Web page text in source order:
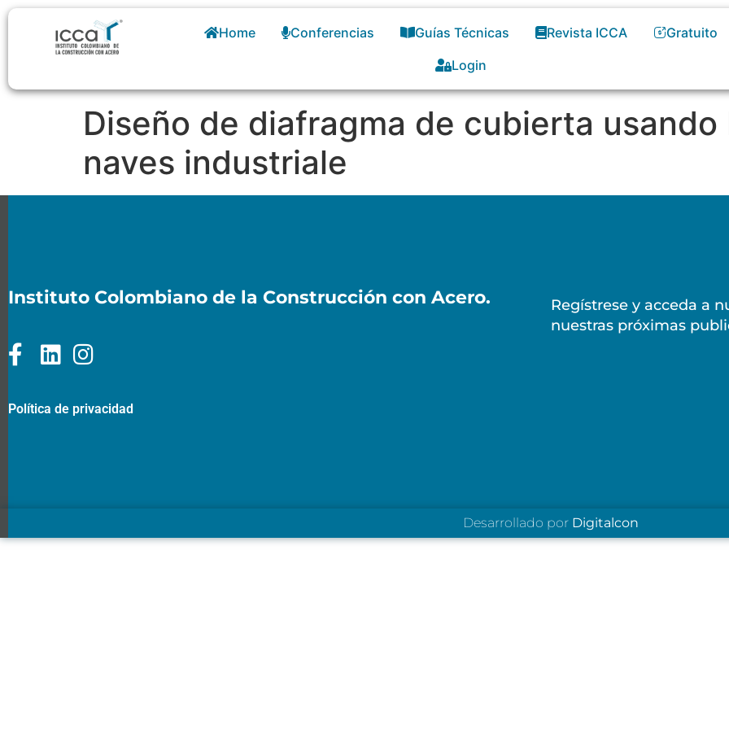
Home Conferencias Guías Técnicas Revista ICCA
Gratuito
Login
Diseño de diafragma de cubierta
naves industriale
Instituto Colombiano de la Construcción con Acero.
Política de privacidad
Regístrese y acceda a
nuestras próximas
Desarrollado por Digitalcon